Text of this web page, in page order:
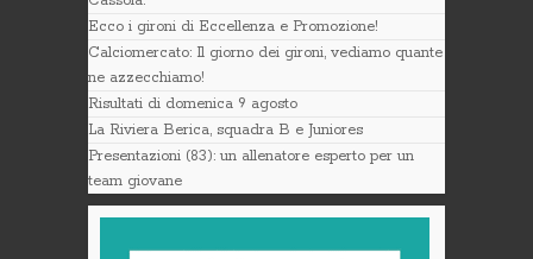
Ecco i gironi di Eccellenza e Promozione!
Calciomercato: Il giorno dei gironi, vediamo quante
ne azzecchiamo!
Risultati di domenica 9 agosto
La Riviera Berica, squadra B e Juniores
Presentazioni (83): un allenatore esperto per un
team giovane